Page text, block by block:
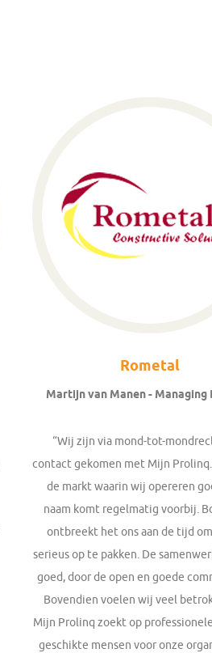
Rometal
Martijn van Manen -
“Wij zijn via mond-tot-
contact gekomen met Mijn
de markt waarin wij opereren
naam komt regelmatig voorbij.
ontbreekt het ons aan de tijd
serieus op te pakken. De
goed, door de open en goede
Bovendien voelen wij veel
Mijn Prolinq zoekt op
geschikte mensen voor onze